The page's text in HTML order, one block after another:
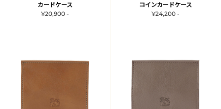
カードケース
¥20,900 -
コインカードケース
¥24,200 -